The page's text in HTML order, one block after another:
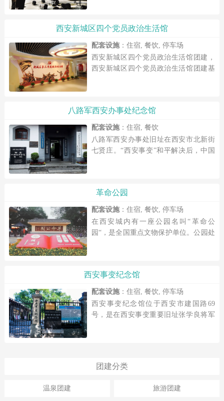
西安新城区四个党员政治生活馆
配套设施：住宿, 餐饮, 停车场
西安新城区四个党员政治生活馆团建，
西安新城区四个党员政治生活馆团建基
八路军西安办事处纪念馆
配套设施：住宿, 餐饮
八路军西安办事处旧址在西安市北新街
七贤庄。“西安事变”和平解决后，中国
革命公园
配套设施：住宿, 餐饮, 停车场
在西安城内有一座公园名叫“革命公
园“，是全国重点文物保护单位。公园处
肃...
西安事变纪念馆
配套设施：住宿, 餐饮, 停车场
西安事变纪念馆位于西安市建国路69
号，是在西安事变重要旧址张学良将军
团建分类
温泉团建 旅游团建